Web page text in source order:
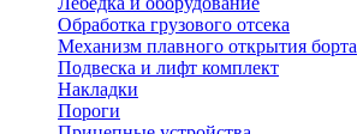
Обработка грузового отсека
Механизм плавного открытия борта
Подвеска и лифт комплект
Накладки
Пороги